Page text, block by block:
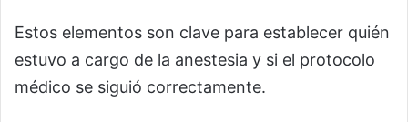
Estos elementos son clave para establecer quién
estuvo a cargo de la anestesia y si el protocolo
médico se siguió correctamente.